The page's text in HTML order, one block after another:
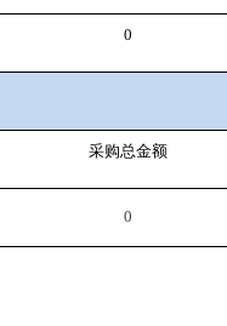
0
采购总金额
0